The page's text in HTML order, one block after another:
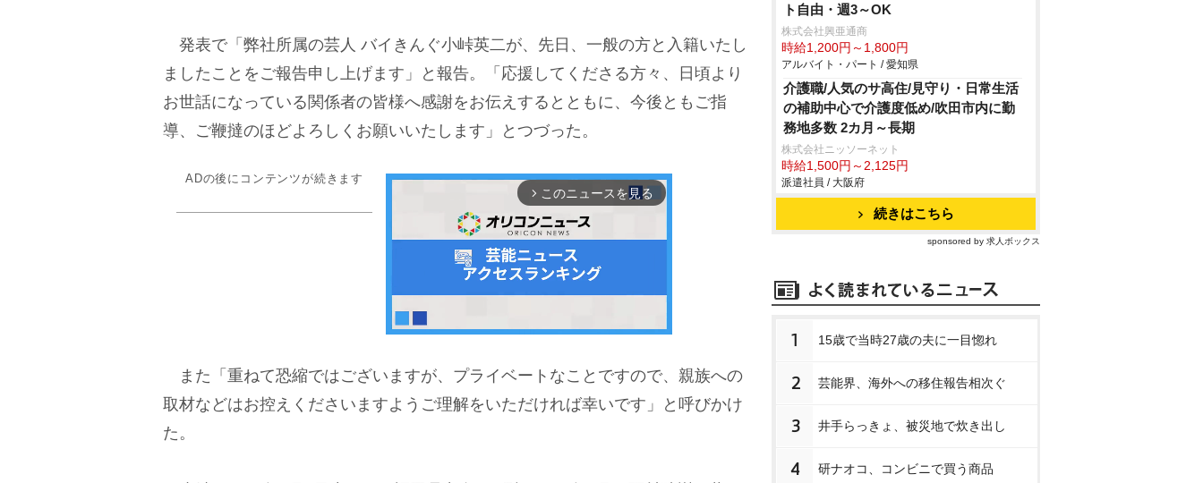
発表で「弊社所属の芸人 バイきんぐ小峠英二が、先日、一般の方と入籍いたし
ましたことをご報告申し上げます」と報告。「応援してくださる方々、日頃より
お世話になっている関係者の皆様へ感謝をお伝えするとともに、今後ともご指
導、ご鞭撻のほどよろしくお願いいたします」とつづった。
ADの後にコンテンツが続きます
arrow_forward_ios このニュースを見る
M
また「重ねて恐縮ではございますが、プライベートなことですので、親族への
取材などはお控えくださいますようご理解をいただければ幸いです」と呼びかけ
た。
ト自由・週3～OK
株式会社興亜通商
時給1,200円～1,800円
アルバイト・パート / 愛知県
介護職/人気のサ高住/見守り・日常生活
の補助中心で介護度低め/吹田市内に勤
務地多数 2カ月～長期
株式会社ニッソーネット
時給1,500円～2,125円
派遣社員 / 大阪府
続きはこちら
sponsored by 求人ボックス
1 15歳で当時27歳の夫に一目惚れ
2 芸能界、海外への移住報告相次ぐ
3 井手らっきょ、被災地で炊き出し
4 研ナオコ、コンビニで買う商品